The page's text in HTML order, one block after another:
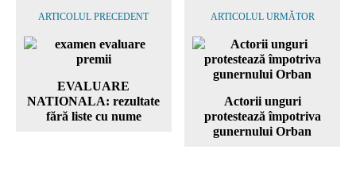
ARTICOLUL PRECEDENT
EVALUARE
NATIONALA: rezultate
fără liste cu nume
ARTICOLUL URMĂTOR
Actorii unguri
protestează împotriva
gunernului Orban